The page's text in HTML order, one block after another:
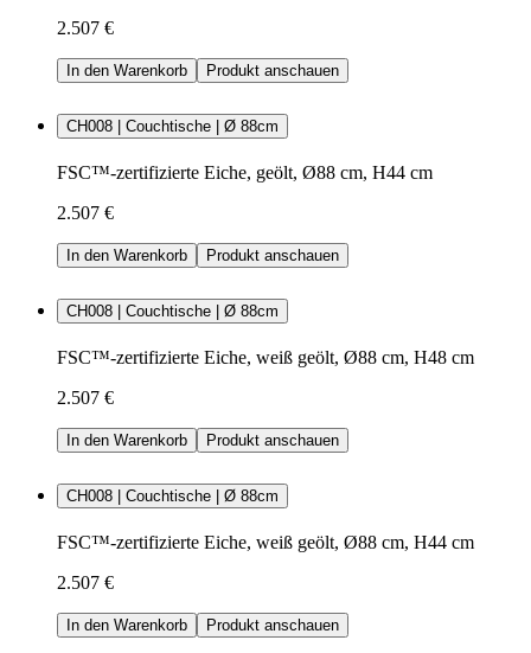
2.507 €
In den Warenkorb Produkt anschauen
CH008 | Couchtische | Ø 88cm
FSC™-zertifizierte Eiche, geölt, Ø88 cm, H44 cm
2.507 €
In den Warenkorb Produkt anschauen
CH008 | Couchtische | Ø 88cm
FSC™-zertifizierte Eiche, weiß geölt, Ø88 cm, H48 cm
2.507 €
In den Warenkorb Produkt anschauen
CH008 | Couchtische | Ø 88cm
FSC™-zertifizierte Eiche, weiß geölt, Ø88 cm, H44 cm
2.507 €
In den Warenkorb Produkt anschauen